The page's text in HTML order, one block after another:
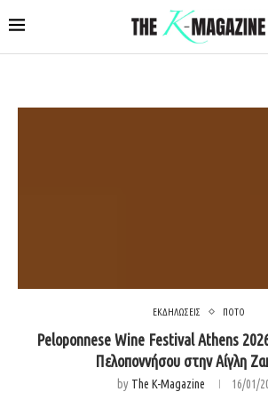
ΕΚΔΗΛΩΣΕΙΣ ΠΟΤΟ
Peloponnese Wine Festival Athens
Πελοποννήσου στην Αίγλη
by The K-Magazine 16/01/